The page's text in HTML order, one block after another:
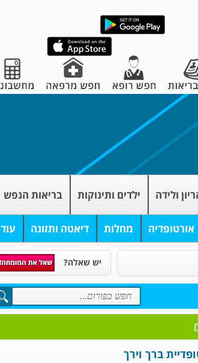
ולידה ילדים ותינוקות בריאות הנפש
אורטופדיה מחלות דיאטה ותזונה עוד
יש שאלה?
ברך וירך